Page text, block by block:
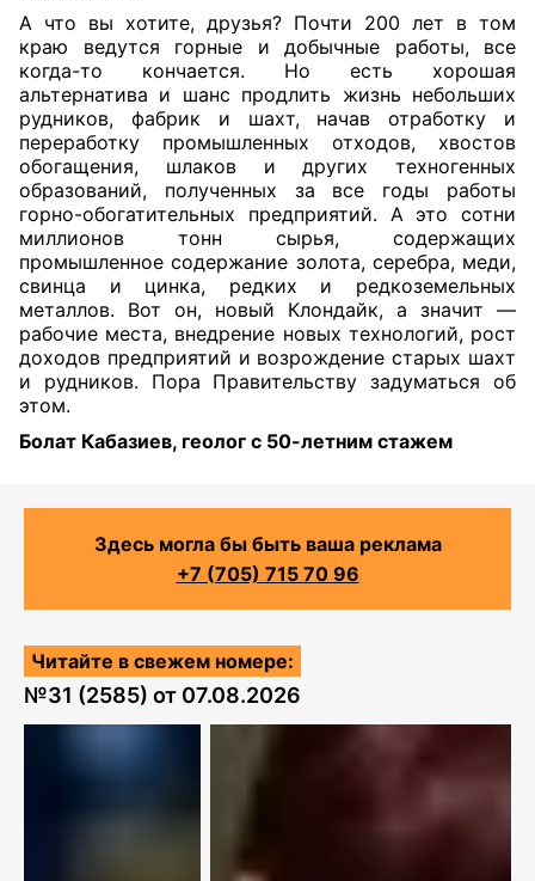
А что вы хотите, друзья? Почти 200 лет в том
краю ведутся горные и добычные работы, все
когда-то кончается. Но есть хорошая
альтернатива и шанс продлить жизнь небольших
рудников, фабрик и шахт, начав отработку и
переработку промышленных отходов, хвостов
обогащения, шлаков и других техногенных
образований, полученных за все годы работы
горно-обогатительных предприятий. А это сотни
миллионов тонн сырья, содержащих
промышленное содержание золота, серебра, меди,
свинца и цинка, редких и редкоземельных
металлов. Вот он, новый Клондайк, а значит —
рабочие места, внедрение новых технологий, рост
доходов предприятий и возрождение старых шахт
и рудников. Пора Правительству задуматься об
этом.
Болат Кабазиев, геолог с 50-летним стажем
Здесь могла бы быть ваша реклама
+7 (705) 715 70 96
Читайте в свежем номере:
№31 (2585) от 07.08.2026